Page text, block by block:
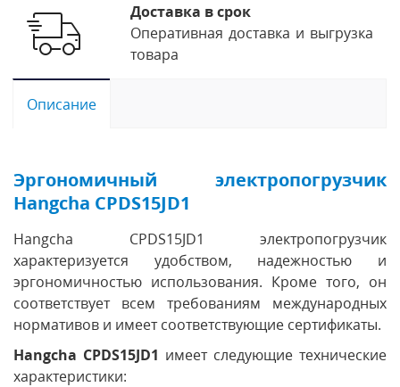
Доставка в срок
Оперативная доставка и выгрузка
товара
Описание
Эргономичный электропогрузчик
Hangcha CPDS15JD1
Hangcha CPDS15JD1 электропогрузчик
характеризуется удобством, надежностью и
эргономичностью использования. Кроме того, он
соответствует всем требованиям международных
нормативов и имеет соответствующие сертификаты.
Hangcha CPDS15JD1 имеет следующие технические
характеристики: